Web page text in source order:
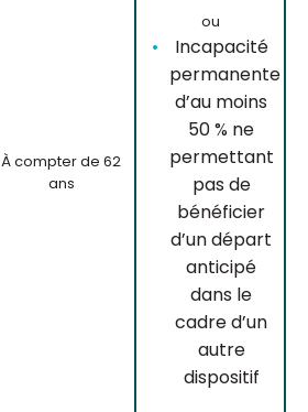
À compter de 62
ans
ou
Incapacité
permanente
d’au moins
50 % ne
permettant
pas de
bénéficier
d’un départ
anticipé
dans le
cadre d’un
autre
dispositif